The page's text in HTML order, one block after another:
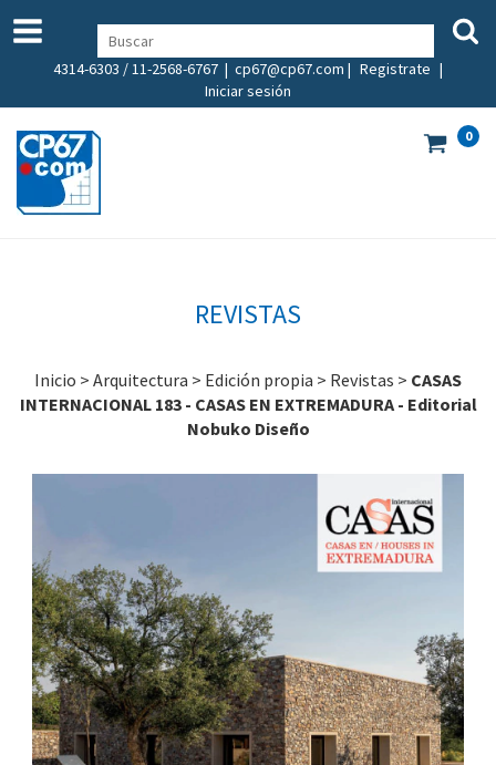
4314-6303 / 11-2568-6767 | cp67@cp67.com | Registrate |
Iniciar sesión
0
REVISTAS
Inicio > Arquitectura > Edición propia > Revistas > CASAS
INTERNACIONAL 183 - CASAS EN EXTREMADURA - Editorial
Nobuko Diseño